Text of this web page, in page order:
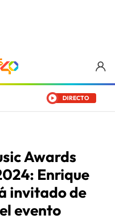
DIRECTO
Awards
Enrique
invitado de
evento